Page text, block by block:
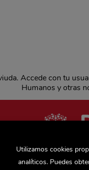
Accede con tu
Humanos y otras
Utilizamos cookies
analíticos. Puedes